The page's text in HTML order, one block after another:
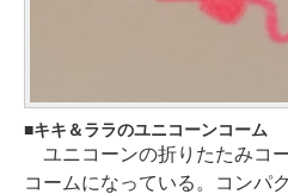
キキ＆ララのユニコーンコーム
ユニコーンの折りたたみコ
コームになっている。コンパ